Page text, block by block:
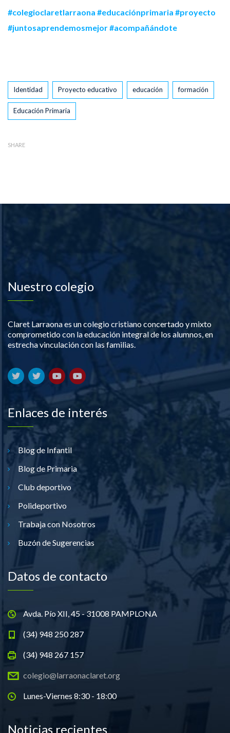
#colegioclaretlarraona #educaciónprimaria #proyecto
#juntosaprendemosmejor#acompañándote
Tags
Identidad Proyecto educativo educación formación
Educación Primaria
SHARE
Nuestro colegio
Claret Larraona es un colegio cristiano concertado y mixto
comprometido con la educación integral de los alumnos, en
estrecha vinculación con las familias.
Enlaces de interés
Blog de Infantil
Blog de Primaria
Club deportivo
Polideportivo
Trabaja con Nosotros
Buzón de Sugerencias
Datos de contacto
Avda. Pío XII, 45 - 31008 PAMPLONA
(34) 948 250 287
(34) 948 267 157
colegio@larraonaclaret.org
Lunes-Viernes 8:30 - 18:00
Noticias recientes